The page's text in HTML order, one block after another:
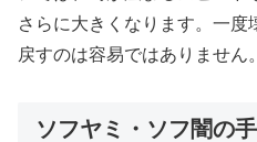
さらに大きくなります。一度
戻すのは容易ではありません。
ソフヤミ・ソフ闇の